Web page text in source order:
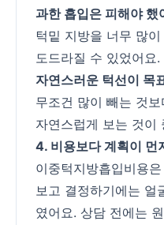
과한 흡입은 피해야 했
턱밑 지방을 너무 많
도드라질 수 있었어요.
자연스러운 턱선이 목
무조건 많이 빼는 것
자연스럽게 보는 것이
4. 비용보다 계획이 먼
이중턱지방흡입비용
보고 결정하기에는 얼
였어요. 상담 전에는